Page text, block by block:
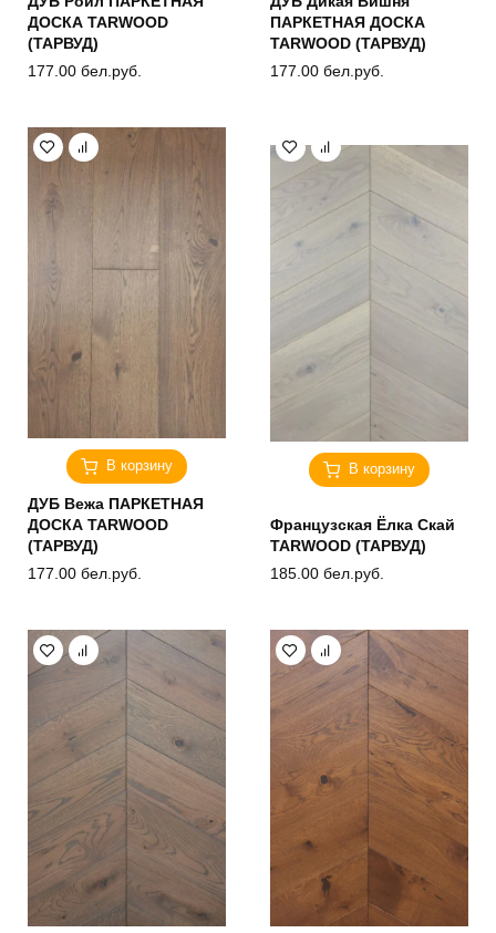
ДОСКА TARWOOD
(ТАРВУД)
177.00 бел.руб.
ПАРКЕТНАЯ ДОСКА
TARWOOD (ТАРВУД)
177.00 бел.руб.
В корзину
ДУБ Вежа ПАРКЕТНАЯ
ДОСКА TARWOOD
(ТАРВУД)
177.00 бел.руб.
В корзину
Французская Ёлка Скай
TARWOOD (ТАРВУД)
185.00 бел.руб.